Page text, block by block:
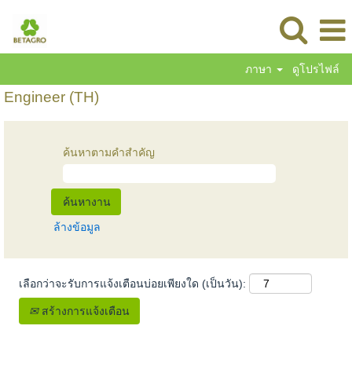
ภาษา ดูโปรไฟล์
Engineer (TH)
ค้นหาตามคำสำคัญ
ล้างข้อมูล
เลือกว่าจะรับการแจ้งเตือนบ่อยเพียงใด (เป็นวัน):
สร้างการแจ้งเตือน